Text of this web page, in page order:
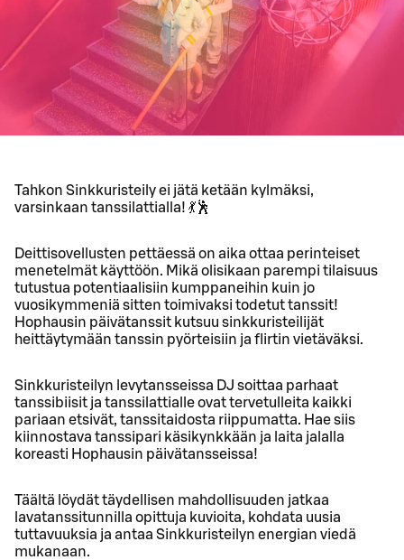
Tahkon Sinkkuristeily ei jätä ketään kylmäksi,
varsinkaan tanssilattialla! 💃🕺
Deittisovellusten pettäessä on aika ottaa perinteiset
menetelmät käyttöön. Mikä olisikaan parempi tilaisuus
tutustua potentiaalisiin kumppaneihin kuin jo
vuosikymmeniä sitten toimivaksi todetut tanssit!
Hophausin päivätanssit kutsuu sinkkuristeilijät
heittäytymään tanssin pyörteisiin ja flirtin vietäväksi.
Sinkkuristeilyn levytansseissa DJ soittaa parhaat
tanssibiisit ja tanssilattialle ovat tervetulleita kaikki
pariaan etsivät, tanssitaidosta riippumatta. Hae siis
kiinnostava tanssipari käsikynkkään ja laita jalalla
koreasti Hophausin päivätansseissa!
Täältä löydät täydellisen mahdollisuuden jatkaa
lavatanssitunnilla opittuja kuvioita, kohdata uusia
tuttavuuksia ja antaa Sinkkuristeilyn energian viedä
mukanaan.